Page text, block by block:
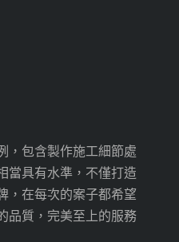
，包含製作施工細節處
當具有水準，不僅打造
，在每次的案子都希望
品質，完美至上的服務